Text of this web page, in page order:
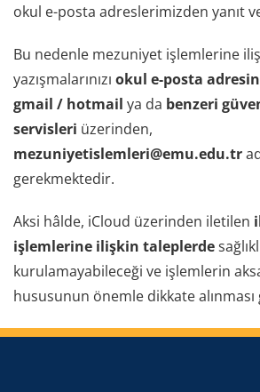
okul e-posta adreslerimizden yanıt
Bu nedenle mezuniyet işlemlerine
yazışmalarınızı okul e-posta
gmail / hotmail ya da benzeri
servisleri üzerinden,
mezuniyetislemleri@emu.edu.tr
gerekmektedir.
Aksi hâlde, iCloud üzerinden iletilen
işlemlerine ilişkin taleplerde
kurulamayabileceği ve işlemlerin
hususunun önemle dikkate